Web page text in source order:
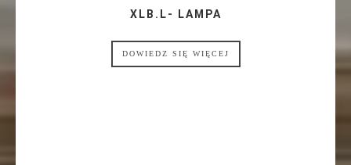
XLB.L- LAMPA
DOWIEDZ SIĘ WIĘCEJ